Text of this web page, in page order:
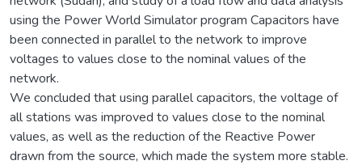
using the Power World Simulator program Capacitors have
been connected in parallel to the network to improve
voltages to values close to the nominal values of the
network.
We concluded that using parallel capacitors, the voltage of
all stations was improved to values close to the nominal
values, as well as the reduction of the Reactive Power
drawn from the source, which made the system more stable.